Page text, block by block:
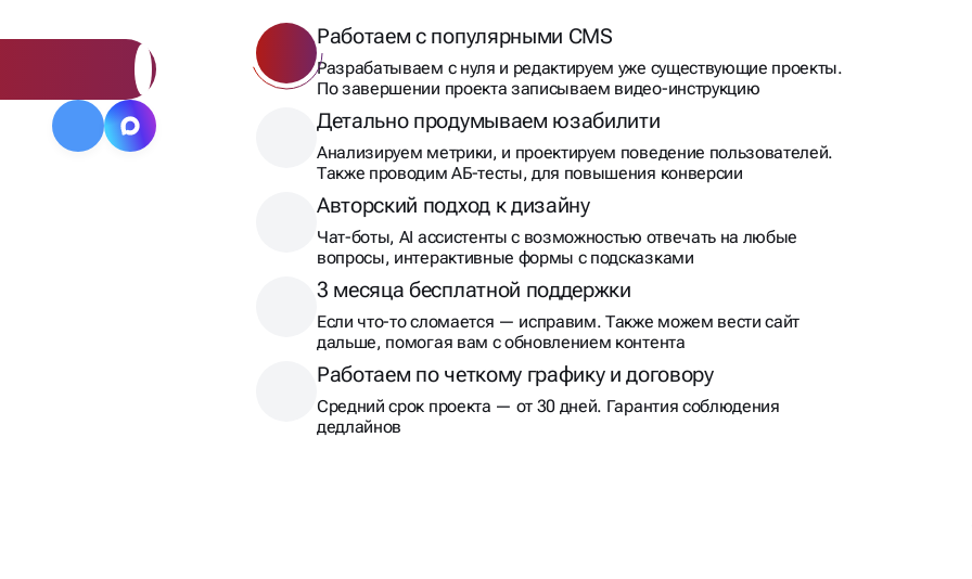
Работаем с популярными CMS
Разрабатываем с нуля и редактируем уже существующие проекты.
По завершении проекта записываем видео-инструкцию
Детально продумываем юзабилити
Анализируем метрики, и проектируем поведение пользователей.
Также проводим АБ-тесты, для повышения конверсии
Авторский подход к дизайну
Чат-боты, AI ассистенты с возможностью отвечать на любые
вопросы, интерактивные формы с подсказками
3 месяца бесплатной поддержки
Если что-то сломается — исправим. Также можем вести сайт
дальше, помогая вам с обновлением контента
Работаем по четкому графику и договору
Средний срок проекта — от 30 дней. Гарантия соблюдения
дедлайнов